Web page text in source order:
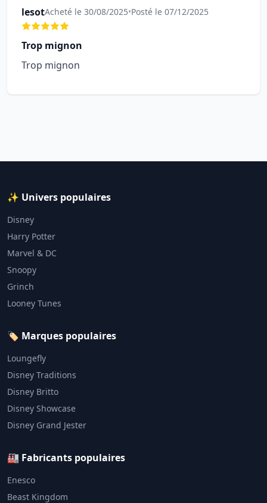
lesotAcheté le 30/08/2025•Posté le 07/12/2025
Trop mignon
Trop mignon
✨ Univers populaires
Disney
Harry Potter
Marvel & DC
Snoopy
Grinch
Looney Tunes
🏷️ Marques populaires
Loungefly
Disney Traditions
Disney Britto
Disney Showcase
Disney Grand Jester
🏭 Fabricants populaires
Enesco
Beast Kingdom